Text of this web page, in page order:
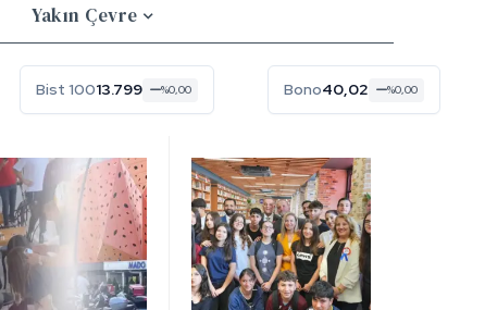
Yakın Çevre
Bist 10013.799 %0,00 Bono40,02 %0,00